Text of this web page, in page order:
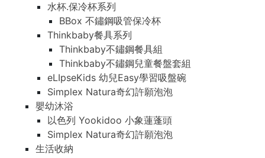
水杯.保冷杯系列
BBox 不鏽鋼吸管保冷杯
Thinkbaby餐具系列
Thinkbaby不鏽鋼餐具組
Thinkbaby不鏽鋼兒童餐盤套組
eLIpseKids 幼兒Easy學習吸盤碗
Simplex Natura奇幻許願泡泡
嬰幼沐浴
以色列 Yookidoo 小象蓮蓬頭
Simplex Natura奇幻許願泡泡
生活收納